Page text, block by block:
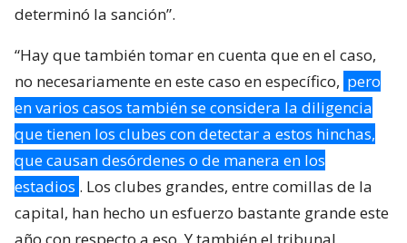
determinó la sanción”.
“Hay que también tomar en cuenta que en el caso,
no necesariamente en este caso en específico, pero
en varios casos también se considera la diligencia
que tienen los clubes con detectar a estos hinchas,
que causan desórdenes o de manera en los
estadios . Los clubes grandes, entre comillas de la
capital, han hecho un esfuerzo bastante grande este